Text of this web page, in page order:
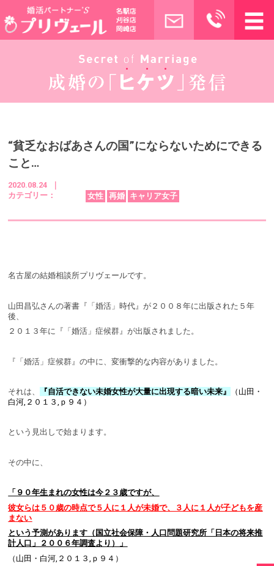
“貧乏なおばあさんの国”にならないためにできる
こと…
2020.08.24 ｜
カテゴリー：
女性 再婚 キャリア女子
名古屋の結婚相談所プリヴェールです。
山田昌弘さんの著書『「婚活」時代』が２００８年に出版された５年
後、
２０１３年に『「婚活」症候群』が出版されました。
『「婚活」症候群』の中に、変衝撃的な内容がありました。
それは、 『自活できない未婚女性が大量に出現する暗い未来』
（山田・
白河,２０１３,ｐ９４）
という見出しで始まります。
その中に、
「９０年生まれの女性は今２３歳ですが、
彼女らは５０歳の時点で５人に１人が未婚で、３人に１人が子どもを産
まない
という予測があります（国立社会保障・人口問題研究所「日本の将来推
計人口」２００６年調査より）」
（山田・白河,２０１３,ｐ９４）